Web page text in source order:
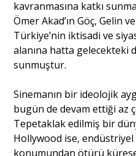
kavranmasına katkı
Ömer Akad’ın Göç, Gelin
Türkiye’nin iktisadi ve
alanına hatta gelecekteki
sunmuştur.
Sinemanın bir ideolojik
bugün de devam ettiği az
Tepetaklak edilmiş bir
Hollywood ise,
konumundan ötürü